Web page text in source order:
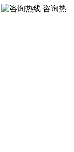
咨询热